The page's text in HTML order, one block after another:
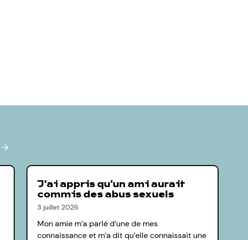
J'ai appris qu'un ami aurait
commis des abus sexuels
3 juillet 2026
Mon amie m’a parlé d’une de mes
connaissance et m’a dit qu’elle connaissait une